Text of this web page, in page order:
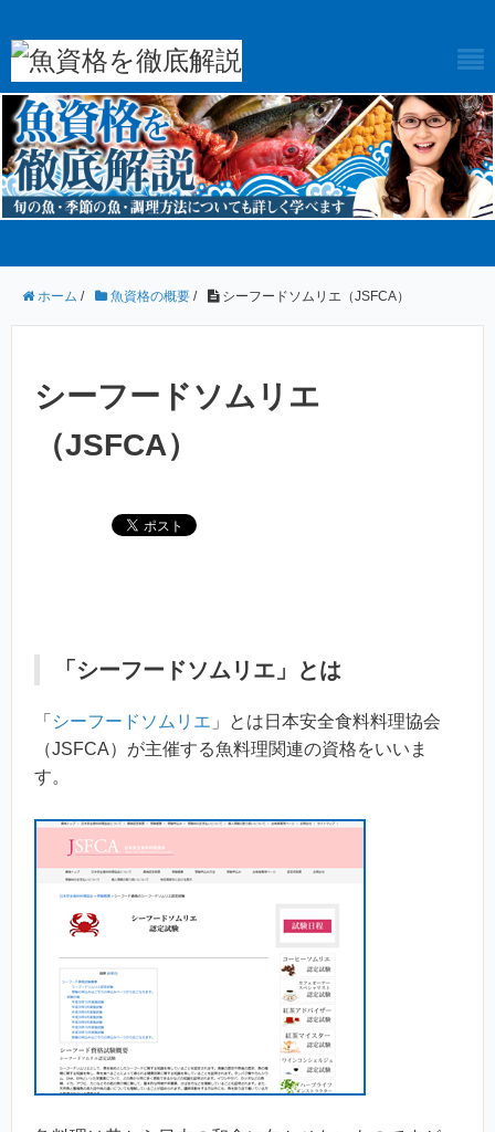
ホーム / 魚資格の概要 / シーフードソムリエ（JSFCA）
シーフードソムリエ
（JSFCA）
「シーフードソムリエ」とは
「 シーフードソムリエ 」とは日本安全食料料理協会
（JSFCA）が主催する魚料理関連の資格をいいま
す。